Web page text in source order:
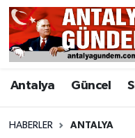
Antalya Güncel
HABERLER ANTALYA
Antalya
Asayiş
Bilim & Teknoloji
Antalya Nöbetçi
Antalya Hava
Antalya Namaz